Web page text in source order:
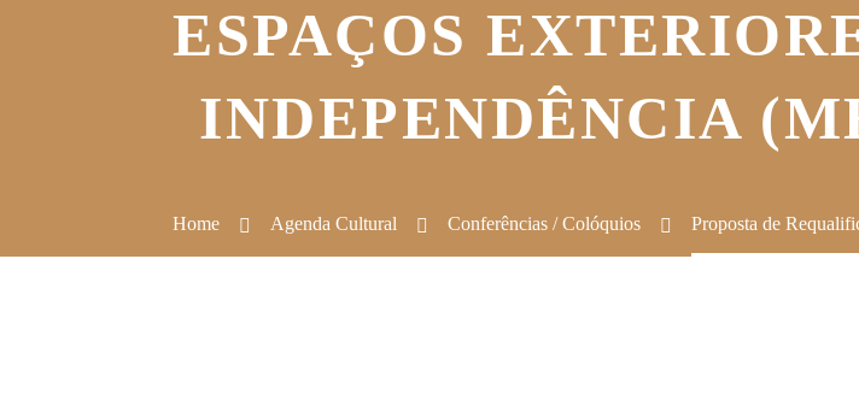
ESPAÇOS
INDEPENDÊNCIA
Home Agenda Cultural Conferências / Colóquios Proposta de